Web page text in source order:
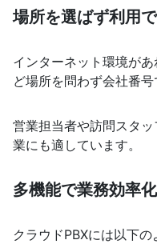
場所を選ばず利用
インターネット環境が
ど場所を問わず会社番号
営業担当者や訪問スタ
業にも適しています。
多機能で業務効率
クラウドPBXには以下の